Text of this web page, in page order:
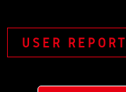
USER REPORT